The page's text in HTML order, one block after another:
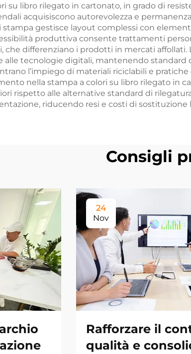
su libro rilegato in cartonato, in grado di
acquisiscono autorevolezza e
stampa gestisce layout complessi con
produttiva consente trattamenti
che differenziano i prodotti in mercati
tecnologie digitali, mantenendo standard
l’impiego di materiali riciclabili e
nella stampa a colori su libro rilegato
rispetto alle alternative standard di
riducendo resi e costi di sostituzione
Consigli
24
Nov
Rafforzare il
qualità e